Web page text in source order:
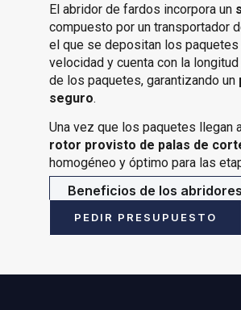
El abridor de fardos incorpora un
compuesto por un transportador
el que se depositan los paquetes
velocidad y cuenta con la
de los paquetes, garantizando un
seguro.
Una vez que los paquetes llegan
rotor provisto de palas de
homogéneo y óptimo para las
Beneficios de los
PEDIR PRESUPUESTO